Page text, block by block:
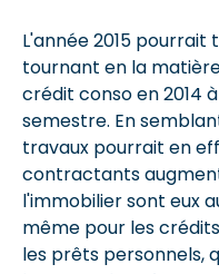
L'année 2015
tournant en la
crédit conso en 2014
semestre. En
travaux pourrait en
contractants
l'immobilier sont eux
même pour les
les prêts personnels,